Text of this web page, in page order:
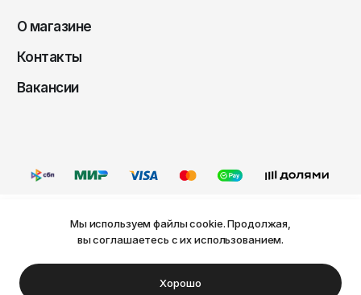
О магазине
Контакты
Вакансии
© FRIDAY, 2026
Оферта
Политика конфиденциальности
Якутск
Ярославль
Ваш город Пермь?
Мы используем файлы cookie. Продолжая,
вы соглашаетесь с их использованием.
Хорошо